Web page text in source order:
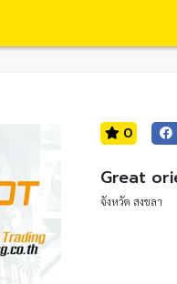
0
Great
จังหวัด สงขลา